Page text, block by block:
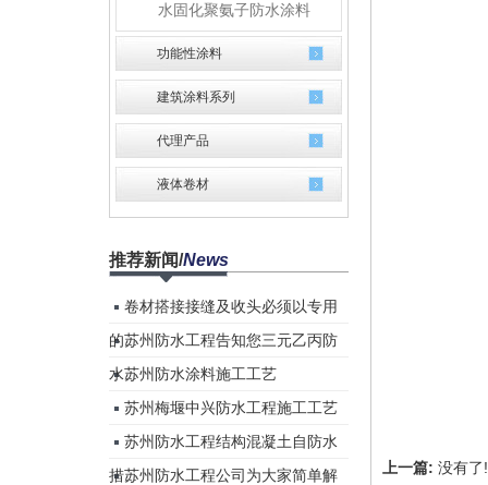
水固化聚氨子防水涂料
功能性涂料
建筑涂料系列
代理产品
液体卷材
推荐新闻/News
卷材搭接接缝及收头必须以专用
的...苏州防水工程告知您三元乙丙防
水...苏州防水涂料施工工艺
苏州梅堰中兴防水工程施工工艺
苏州防水工程结构混凝土自防水
措...苏州防水工程公司为大家简单解
上一篇: 没有了!